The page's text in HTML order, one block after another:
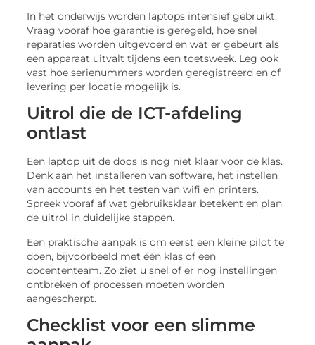
In het onderwijs worden laptops intensief gebruikt.
Vraag vooraf hoe garantie is geregeld, hoe snel
reparaties worden uitgevoerd en wat er gebeurt als
een apparaat uitvalt tijdens een toetsweek. Leg ook
vast hoe serienummers worden geregistreerd en of
levering per locatie mogelijk is.
Uitrol die de ICT-afdeling
ontlast
Een laptop uit de doos is nog niet klaar voor de klas.
Denk aan het installeren van software, het instellen
van accounts en het testen van wifi en printers.
Spreek vooraf af wat gebruiksklaar betekent en plan
de uitrol in duidelijke stappen.
Een praktische aanpak is om eerst een kleine pilot te
doen, bijvoorbeeld met één klas of een
docententeam. Zo ziet u snel of er nog instellingen
ontbreken of processen moeten worden
aangescherpt.
Checklist voor een slimme